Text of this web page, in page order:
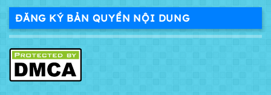
ĐĂNG KÝ BẢN QUYỀN NỘI DUNG